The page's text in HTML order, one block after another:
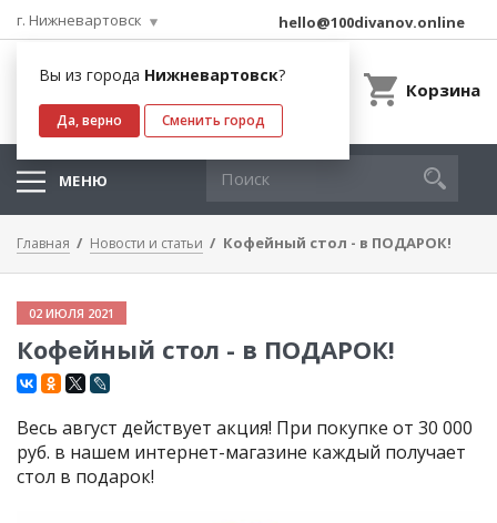
г. Нижневартовск
Вы из города Нижневартовск?
Да, верно Сменить город
hello@100divanov.online
Корзина
МЕНЮ
Главная Новости и статьи Кофейный стол - в ПОДАРОК!
02 ИЮЛЯ 2021
Кофейный стол - в ПОДАРОК!
Весь август действует акция! При покупке от 30 000
руб. в нашем интернет-магазине каждый получает
стол в подарок!